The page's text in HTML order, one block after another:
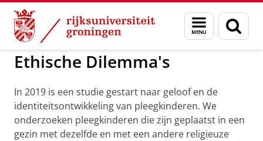
Skip
Content
Skip
Navigation
Menu
en
zoeken
GMW Pleegzorg en Religie
Ethische Dilemma's
In 2019 is een studie gestart naar geloof en de
identiteitsontwikkeling van pleegkinderen. We
onderzoeken pleegkinderen die zijn geplaatst in een
gezin met dezelfde en met een andere religieuze